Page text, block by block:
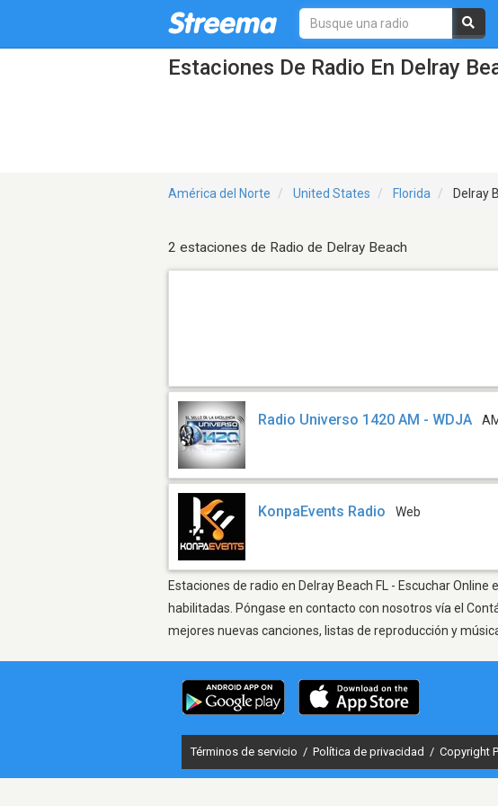
Estaciones De Radio En Delray
América del Norte United States Florida Delray
2 estaciones de Radio de Delray Beach
Radio Universo 1420 AM - WDJA
KonpaEvents Radio Web
Estaciones de radio en Delray Beach FL - Escuchar
habilitadas. Póngase en contacto con nosotros vía el
mejores nuevas canciones, listas de reproducción y
Términos de servicio / Política de privacidad / Copyright